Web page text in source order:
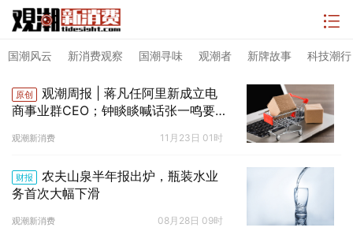
国潮风云 新消费观察 国潮寻味 观潮者 新牌故事 科技潮行
原创
观潮周报 | 蒋凡任阿里新成立电
商事业群CEO；钟睒睒喊话张一鸣要求
观潮新消费 11月23日 01时
财报
农夫山泉半年报出炉，瓶装水业
务首次大幅下滑
观潮新消费 08月28日 09时